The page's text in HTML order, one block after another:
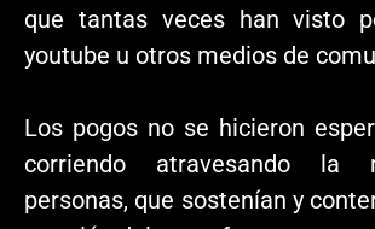
que tantas veces han visto
youtube u otros medios de
Los pogos no se hicieron
corriendo atravesando la
personas, que sostenían y